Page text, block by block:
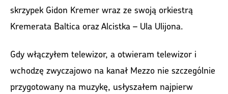
skrzypek Gidon Kremer wraz ze swoją orkiestrą
Kremerata Baltica oraz Alcistka – Ula Ulijona.
Gdy włączyłem telewizor, a otwieram telewizor i
wchodzę zwyczajowo na kanał Mezzo nie szczególnie
przygotowany na muzykę, usłyszałem najpierw